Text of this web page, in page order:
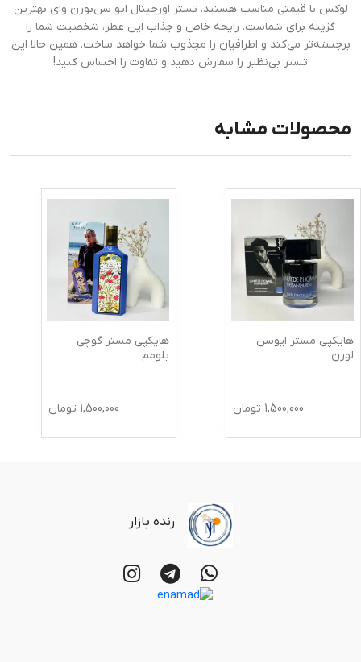
لوکس با قیمتی مناسب هستید، تستر اورجینال ایو سن‌بورن وای بهترین
گزینه برای شماست. رایحه خاص و جذاب این عطر، شخصیت شما را
برجسته‌تر می‌کند و اطرافیان را مجذوب شما خواهد ساخت. همین حالا این
تستر بی‌نظیر را سفارش دهید و تفاوت را احساس کنید!
محصولات مشابه
هایکپی مستر ایوسن
لورن
1,500,000 تومان
هایکپی مستر گوچی
بلومم
1,500,000 تومان
رنده بازار